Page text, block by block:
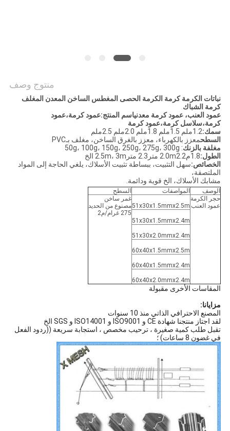
منتوج وصف
نباتات الكرمة كرمة الكرمة الحصى المغطس الساخن المعدن المغلف
كرمة الشباك
عمود العنب، عمود كرمة معدنياسم المنتج:عمود كرمة،عمود
كرمة،سلاسل كرمة،عمود كرمة
سمك:1.2ملم 1.5ملم 1.8ملم 2.0ملم 2.5ملم
السطحمعزز بالكهرباء، معزز بالغرق الساخن، مغلف بـPVC
مغلفة بالزنك: 50g، 100g، 150g، 250g، 275g، 300g
الطول:1.8م2.0m2.2 متر2.3 متر2.5m، 3m الخ
الخصائص:سهل التثبيت، ببساطة تثبيت الأسلاك، يلغي الحاجة إلى المواد
الملتصقة،
مشابك الأسلاك، الخ قوية ودائمة.
الوصف المواصفات
السطح
حجر الكرمة
عمود العنب 51x30x1.5mmx2.5m
غمر ساخن
مصنوع من الحديد
275 غرام/م2
51x30x1.5mmx2.4m
51x30x2.0mmx2.4m
60x40x1.5mmx2.5m
60x40x1.5mmx2.4m
60x40x2.0mmx2.4m
المقاسات الأخرى مقبولة
مزايانا:
المصنع الاحترافي الذاتي منذ 10 سنوات
لقد اجتاز منتجنا شهادة CE و ISO9001 و ISO14001 و SGS الخ
تقبل طلب كمية صغيرة ، ترحيب مخصص ، استجابة سريعة ((ردود الفعل
في غضون 8 ساعات) ؛